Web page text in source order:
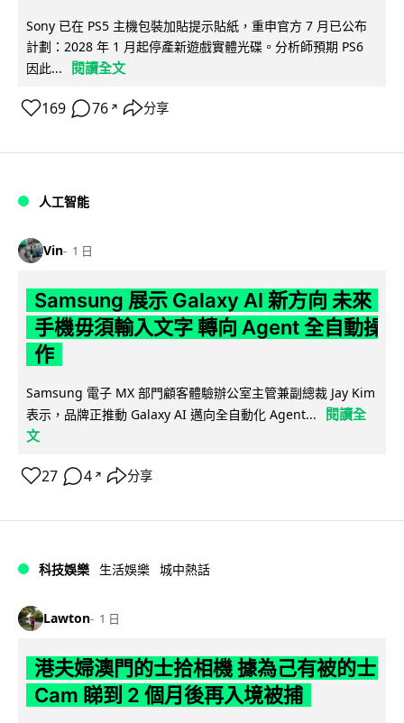
Sony 已在 PS5 主機包裝加貼提示貼紙，重申官方 7 月已公布
計劃：2028 年 1 月起停產新遊戲實體光碟。分析師預期 PS6
因此...
閱讀全文
169 76 ↗ 分享
人工智能
Vin 1 日
Samsung 展示 Galaxy AI 新方向 未來
手機毋須輸入文字 轉向 Agent 全自動操
作
Samsung 電子 MX 部門顧客體驗辦公室主管兼副總裁 Jay Kim
表示，品牌正推動 Galaxy AI 邁向全自動化 Agent...
閱讀全
文
27 4 ↗ 分享
科技娛樂 生活娛樂 城中熱話
Lawton 1 日
港夫婦澳門的士拾相機 據為己有被的士
Cam 睇到 2 個月後再入境被捕